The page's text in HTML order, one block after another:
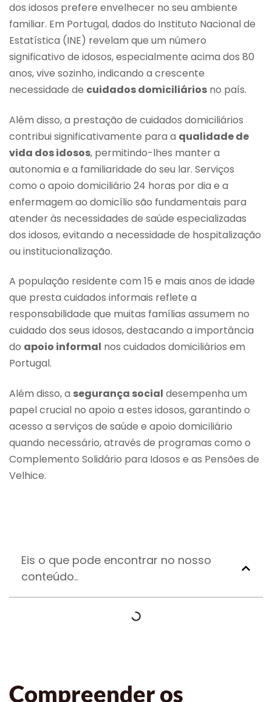
dos idosos prefere envelhecer no seu ambiente
familiar. Em Portugal, dados do Instituto Nacional de
Estatística (INE) revelam que um número
significativo de idosos, especialmente acima dos 80
anos, vive sozinho, indicando a crescente
necessidade de cuidados domiciliários no país.
Além disso, a prestação de cuidados domiciliários
contribui significativamente para a qualidade de
vida dos idosos, permitindo-lhes manter a
autonomia e a familiaridade do seu lar. Serviços
como o apoio domiciliário 24 horas por dia e a
enfermagem ao domicílio são fundamentais para
atender às necessidades de saúde especializadas
dos idosos, evitando a necessidade de hospitalização
ou institucionalização.
A população residente com 15 e mais anos de idade
que presta cuidados informais reflete a
responsabilidade que muitas famílias assumem no
cuidado dos seus idosos, destacando a importância
do apoio informal nos cuidados domiciliários em
Portugal.
Além disso, a segurança social desempenha um
papel crucial no apoio a estes idosos, garantindo o
acesso a serviços de saúde e apoio domiciliário
quando necessário, através de programas como o
Complemento Solidário para Idosos e as Pensões de
Velhice.
Eis o que pode encontrar no nosso
conteúdo..
Compreender os